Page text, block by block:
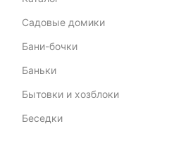
Садовые домики
Бани-бочки
Баньки
Бытовки и хозблоки
Беседки